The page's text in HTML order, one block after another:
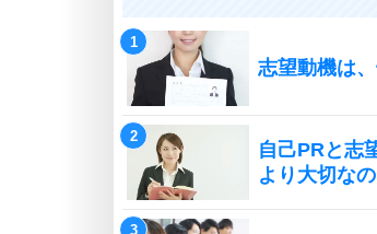
志望動機は、
自己PRと志
より大切な